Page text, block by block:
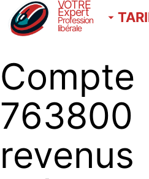
VOTRE
Expert
Profession
libérale
Compte
763800